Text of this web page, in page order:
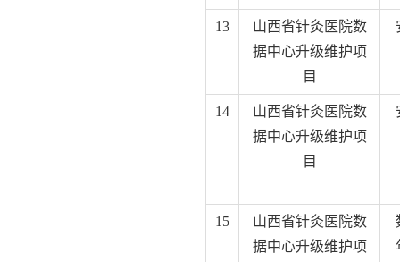
13
山西省针灸医院数
据中心升级维护项
目
14
山西省针灸医院数
据中心升级维护项
目
15
山西省针灸医院数
据中心升级维护项